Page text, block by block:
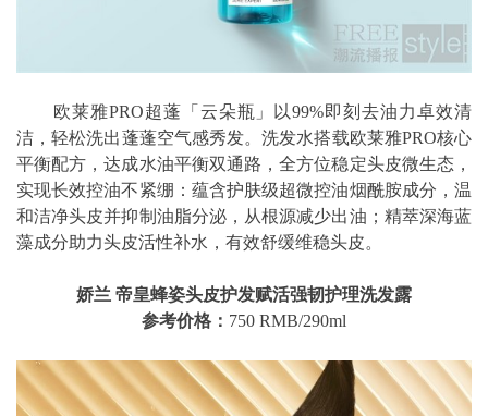
欧莱雅PRO超蓬「云朵瓶」以99%即刻去油力卓效清
洁，轻松洗出蓬蓬空气感秀发。洗发水搭载欧莱雅PRO核心
平衡配方，达成水油平衡双通路，全方位稳定头皮微生态，
实现长效控油不紧绷：蕴含护肤级超微控油烟酰胺成分，温
和洁净头皮并抑制油脂分泌，从根源减少出油；精萃深海蓝
藻成分助力头皮活性补水，有效舒缓维稳头皮。
娇兰 帝皇蜂姿头皮护发赋活强韧护理洗发露
参考价格： 750 RMB/290ml